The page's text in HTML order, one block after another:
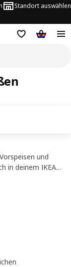
Standort auswählen
Hier einloggen
Merkzettel
und
in deinem IKEA
musst. Du